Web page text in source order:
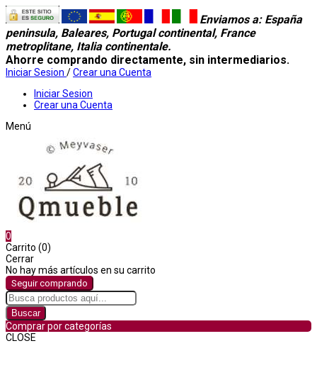
Enviamos a: España
peninsula, Baleares, Portugal continental, France
metroplitane, Italia continentale.
Ahorre comprando directamente, sin intermediarios.
Iniciar Sesion /Crear una Cuenta
Iniciar Sesion
Crear una Cuenta
Menú
0
Carrito (0)
Cerrar
No hay más artículos en su carrito
Seguir comprando
Buscar
Comprar por categorías
CLOSE